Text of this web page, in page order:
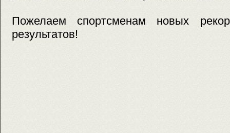
Пожелаем спортсменам новых
результатов!